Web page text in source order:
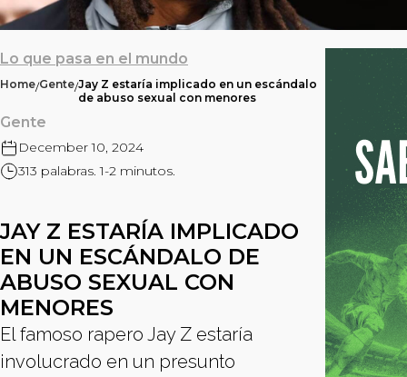
Lo que pasa en el mundo
Home/Gente/Jay Z estaría implicado en un escándalo
de abuso sexual con menores
Gente
December 10, 2024
313 palabras. 1-2 minutos.
JAY Z ESTARÍA IMPLICADO
EN UN ESCÁNDALO DE
ABUSO SEXUAL CON
MENORES
El famoso rapero Jay Z estaría
involucrado en un presunto